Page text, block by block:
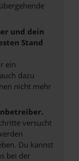
und dein
Stand
ein
dazu
nicht mehr
versucht
Du kannst
bei der